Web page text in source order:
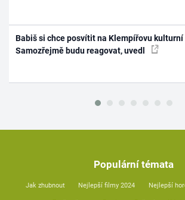
Babiš si chce posvítit na Klempířovu
Samozřejmě budu reagovat, uvedl
Populární témata
Jak zhubnout Nejlepší filmy 2024 Nejlepší